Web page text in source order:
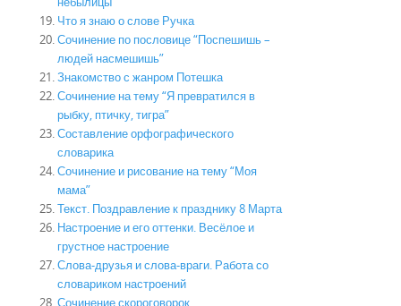
Что я знаю о слове Ручка
Сочинение по пословице “Поспешишь –
людей насмешишь”
Знакомство с жанром Потешка
Сочинение на тему “Я превратился в
рыбку, птичку, тигра”
Составление орфографического
словарика
Сочинение и рисование на тему “Моя
мама”
Текст. Поздравление к празднику 8 Марта
Настроение и его оттенки. Весёлое и
грустное настроение
Слова-друзья и слова-враги. Работа со
словариком настроений
Сочинение скороговорок